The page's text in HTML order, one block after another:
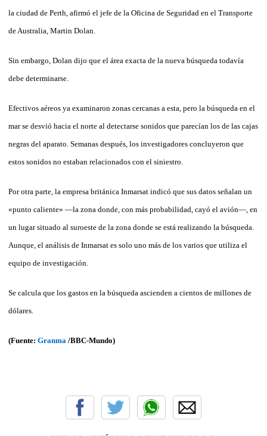
la ciudad de Perth, afirmó el jefe de la Oficina de Se­guridad en el Transporte
de Aus­tralia, Martin Dolan.
Sin embargo, Dolan dijo que el área exacta de la nueva búsqueda todavía
debe determinarse.
Efectivos aéreos ya examinaron zonas cercanas a esta, pero la búsqueda en el
mar se desvió hacia el norte al detectarse sonidos que pa­recían los de las cajas
negras del aparato. Semanas después, los in­vestigadores concluyeron que
estos sonidos no estaban relacionados con el siniestro.
Por otra parte, la empresa británica Inmarsat indicó que sus datos señalan un
«punto caliente» —la zo­­na donde, con más probabilidad, cayó el avión—, en
un lugar situado al suroeste de la zona donde se está realizando la búsqueda.
Aunque, el análisis de In­marsat es solo uno más de los va­rios que utiliza el
equipo de investigación.
Se calcula que los gastos en la búsqueda ascienden a cientos de millones de
dólares.
(Fuente: Granma /BBC-Mundo)